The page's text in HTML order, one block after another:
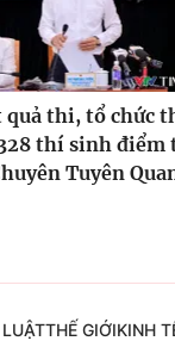
quả thi, tổ chức
thí sinh điểm
Tuyên
THẾ GIỚIKINH